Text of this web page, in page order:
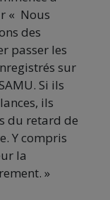
« Nous
des
passer les
sur
Si ils
ils
du retard de
Y compris
la
»